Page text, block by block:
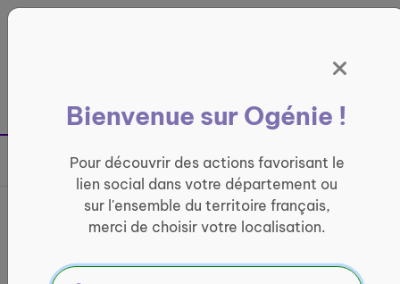
France entière
Bienvenue sur Ogénie !
Pour découvrir des actions favorisant le
lien social dans votre département ou
sur l'ensemble du territoire français,
merci de choisir votre localisation.
Partager sur
France services de Vigy -
Antenne de Courcelles
Panneau de gestion des cookies